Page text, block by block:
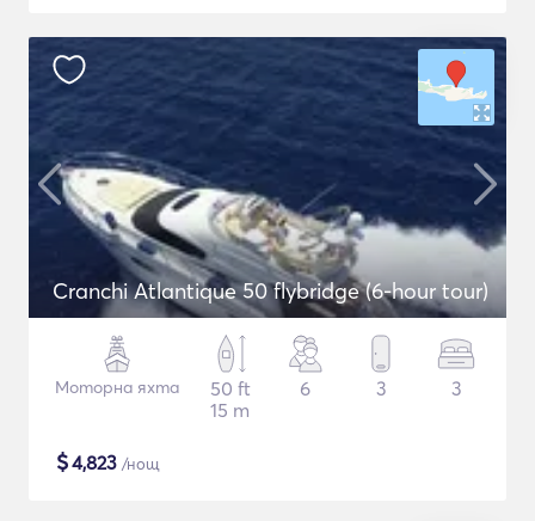
Cranchi Atlantique 50 flybridge (6-hour tour)
Моторна яхта
50 ft
15 m
6 3 3
$4,823 /нощ